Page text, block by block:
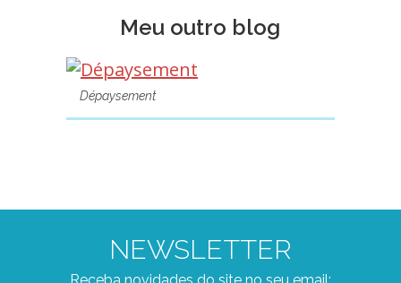
Meu outro blog
Dépaysement
NEWSLETTER